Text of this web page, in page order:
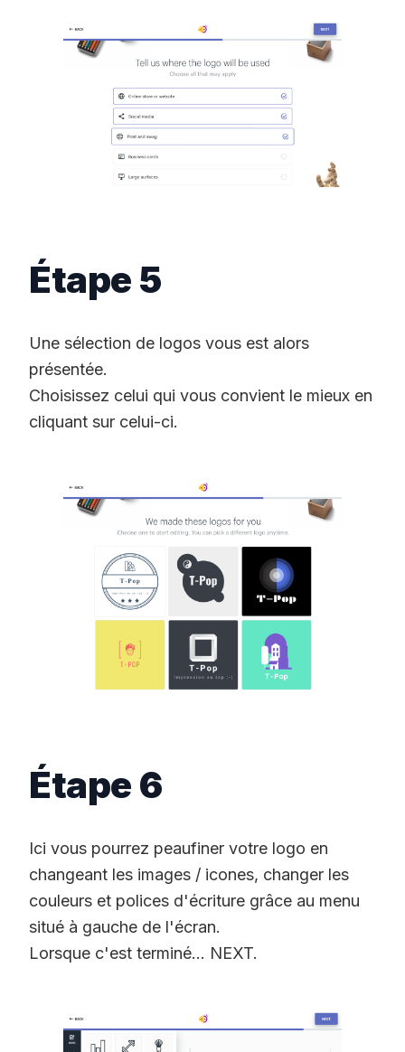
Étape 5
Une sélection de logos vous est alors
présentée.
Choisissez celui qui vous convient le mieux en
cliquant sur celui-ci.
Étape 6
Ici vous pourrez peaufiner votre logo en
changeant les images / icones, changer les
couleurs et polices d'écriture grâce au menu
situé à gauche de l'écran.
Lorsque c'est terminé... NEXT.